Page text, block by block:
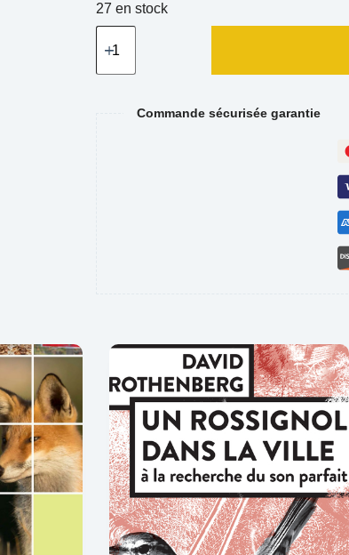
27 en stock
Commande sécurisée garantie